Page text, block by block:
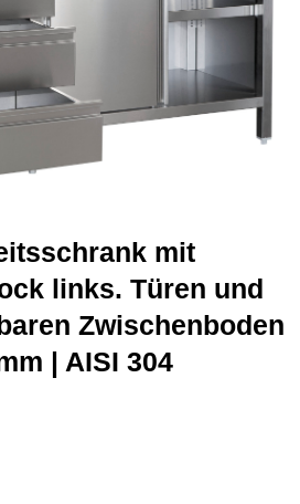
mit
links. Türen und
Zwischenboden
| AISI 304